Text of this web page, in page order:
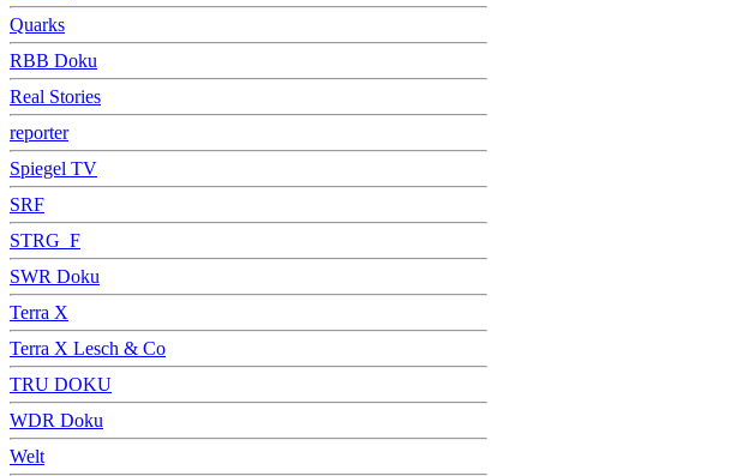
Quarks
RBB Doku
Real Stories
reporter
Spiegel TV
SRF
STRG_F
SWR Doku
Terra X
Terra X Lesch & Co
TRU DOKU
WDR Doku
Welt